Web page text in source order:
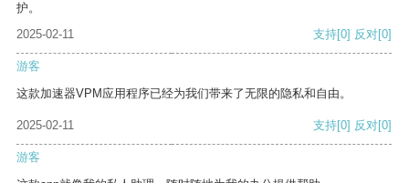
护。
2025-02-11
支持[0] 反对[0]
游客
这款加速器VPM应用程序已经为我们带来了无限的隐私和自由。
2025-02-11 支持[0] 反对[0]
游客